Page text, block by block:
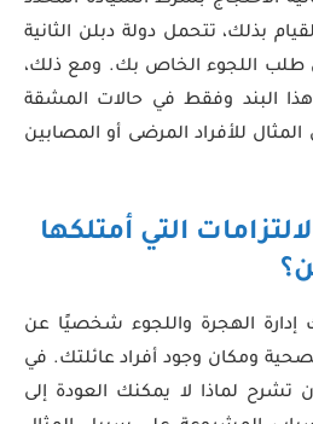
بذلك، تتحمل دولة دبلن الثانية
طلب اللجوء الخاص بك. ومع ذلك،
هذا البند وفقط في حالات المشقة
للأفراد المرضى أو المصابين
التي أمتلكها
الهجرة واللجوء شخصيًا عن
ومكان وجود أفراد عائلتك. في
تشرح لماذا لا يمكنك العودة إلى